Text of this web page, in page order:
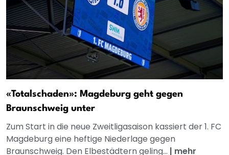
«Totalschaden»: Magdeburg geht gegen
Braunschweig unter
Zum Start in die neue Zweitligasaison kassiert der 1. FC
Magdeburg eine heftige Niederlage gegen
Braunschweig. Den Elbestädtern geling... | mehr